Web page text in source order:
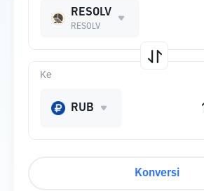
RESOLV
RESOLV
Ke
RUB
Konversi